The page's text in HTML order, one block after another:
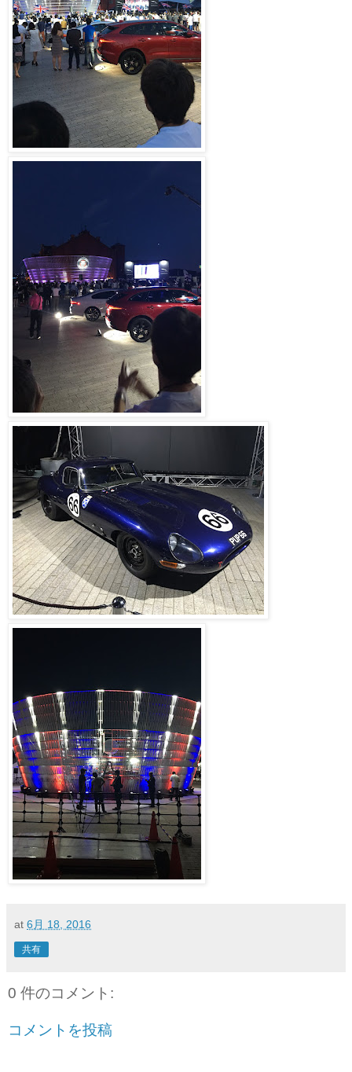
at 6月 18, 2016
共有
0 件のコメント:
コメントを投稿